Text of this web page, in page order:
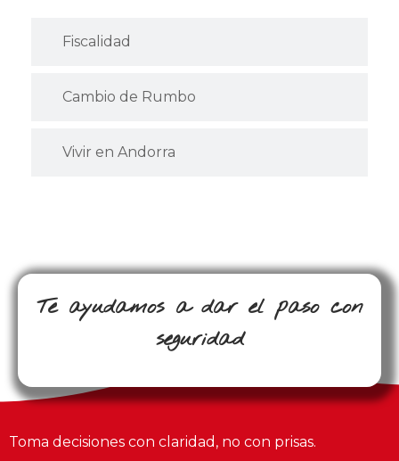
Fiscalidad
Cambio de Rumbo
Vivir en Andorra
Te ayudamos a dar el paso con
seguridad
Toma decisiones con claridad, no con prisas.